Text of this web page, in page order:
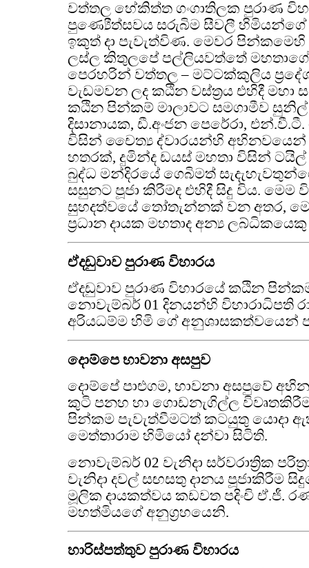
වත්තල හේකිත්ත ගංගාතිලක පුරාණ
පුණ්‍යෙීත්සවය සරුබිම සීවලී
ඉකුත් දා පැවැත්විණ. මෙවර පින්කමෙහි
ලස්ල කිතුලපේ පල්ලියවත්තේ
පෙරහරින් වත්තල – මට්ටක්කුලිය
වැඩමවන ලද කඨින වස්ත්‍රය එහිදී මහා
කඨින පින්කම් මාලාවට සමගාමීව සුනිල්
දිසානායක, ඩී.අංජන පෙරේරා,
විසින් චෛත්‍ය ද්වාරයන්හි අභිනවයෙන්
හතරක්, දුමින්ද ඩයස් මහතා විසින් ටයිල්
බුද්ධ මන්දිරයේ ගෙබිමත්
සසුනට පූජා කිරීමද එහිදී සිදු විය. මෙම
සුහදත්වයේ තෝතැන්නක් වන අතර,
ප්‍රධාන දායක මහතාද අන්‍ය
ඒදඩුවාව පුරාණ විහාරය
ඒදඩුවාව පුරාණ විහාරයේ කඨින
නොවැම්බර් 01 දිනයන්හි විහාරාධිපති
අරියධම්ම හිමි ගේ අනුශාසකත්වයෙන්
දොම්පෙ භාවනා අසපුව
දොම්පේ පාළුගම, භාවනා අසපුවේ
කුටි පනහ හා ගොඩනැගිල්ල
පින්කම පැවැත්වීමටත් කටයුතු යොදා
මෙත්තාරාම හිමියෝ දන්වා සිටිති.
නොවැම්බර් 02 වැනිදා සර්වරාත්‍රික
වැනිදා දවල් සඟසතු දානය පූජාකිරීම
මූලික දායකත්වය කඩවත පදිංචි ඒ.ජී.
මහත්මියගේ අනුග්‍රහයෙනි.
හාරිස්පත්තුව පුරාණ විහාරය